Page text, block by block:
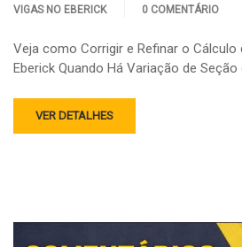
VIGAS NO EBERICK
0 COMENTÁRIO
Veja como Corrigir e Refinar o Cálculo
Eberick Quando Há Variação de
VER DETALHES